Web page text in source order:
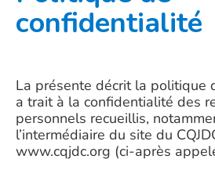
confidentialité
La présente décrit la politique
a trait à la confidentialité des
personnels recueillis,
l’intermédiaire du site du
www.cqjdc.org (ci-après